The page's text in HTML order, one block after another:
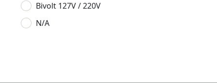
Bivolt 127V / 220V
N/A